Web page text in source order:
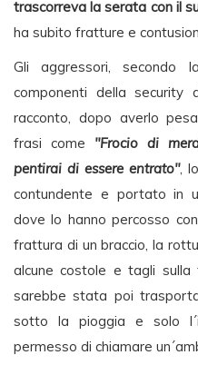
trascorreva la serata con il
ha subito fratture e
Gli aggressori, secondo
componenti della security
racconto, dopo averlo
frasi come "Frocio di
pentirai di essere entrato",
contundente e portato in
dove lo hanno percosso
frattura di un braccio, la
alcune costole e tagli
sarebbe stata poi
sotto la pioggia e solo
permesso di chiamare